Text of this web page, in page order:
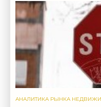
АНАЛИТИКА РЫНКА